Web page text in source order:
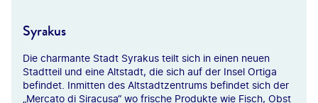
Syrakus
Die charmante Stadt Syrakus teilt sich in einen neuen
Stadtteil und eine Altstadt, die sich auf der Insel Ortiga
befindet. Inmitten des Altstadtzentrums befindet sich der
„Mercato di Siracusa“ wo frische Produkte wie Fisch, Obst